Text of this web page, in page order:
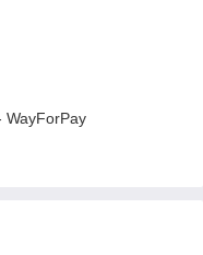
WayForPay